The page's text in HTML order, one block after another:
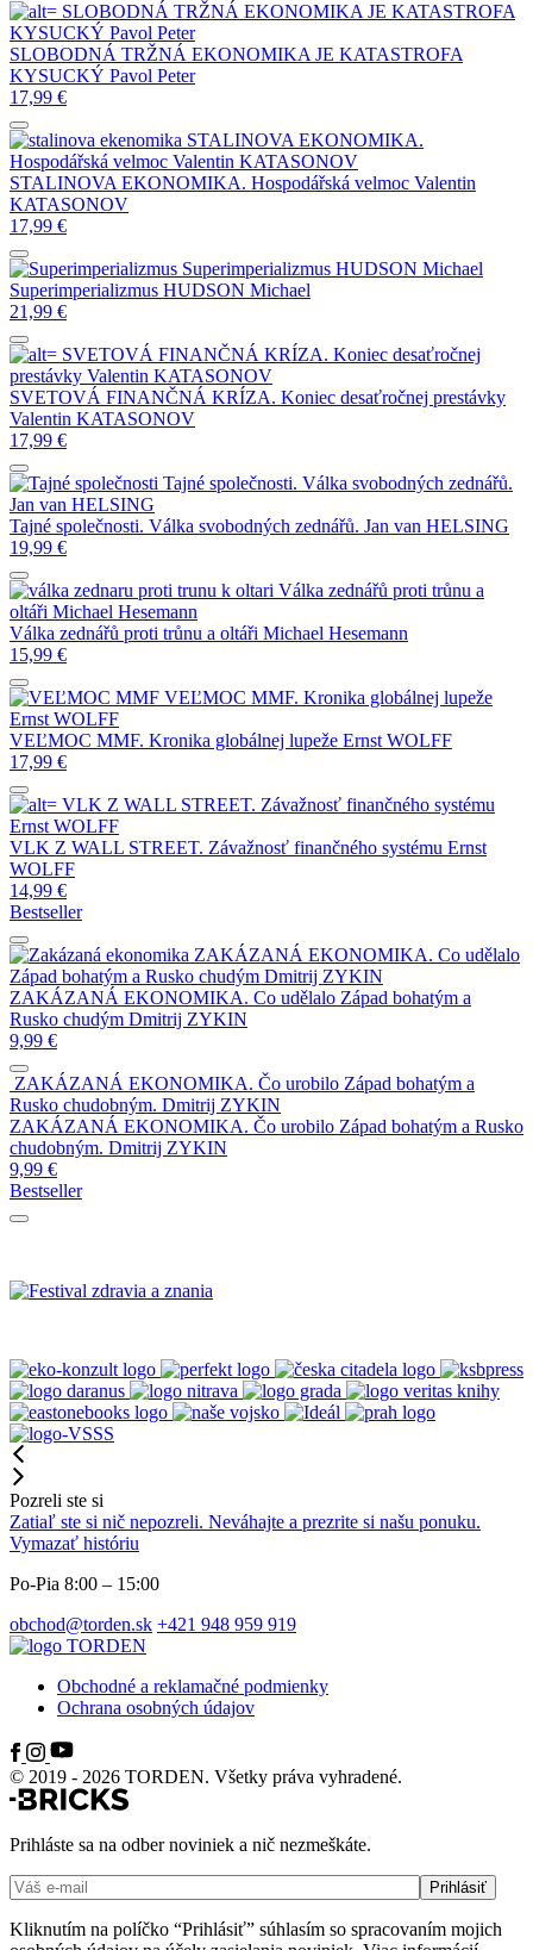
SLOBODNÁ TRŽNÁ EKONOMIKA JE KATASTROFA
KYSUCKÝ Pavol Peter
SLOBODNÁ TRŽNÁ EKONOMIKA JE KATASTROFA
KYSUCKÝ Pavol Peter
17,99 €
STALINOVA EKONOMIKA.
Hospodářská velmoc Valentin KATASONOV
STALINOVA EKONOMIKA. Hospodářská velmoc Valentin
KATASONOV
17,99 €
Superimperializmus HUDSON Michael
Superimperializmus HUDSON Michael
21,99 €
SVETOVÁ FINANČNÁ KRÍZA. Koniec desaťročnej
prestávky Valentin KATASONOV
SVETOVÁ FINANČNÁ KRÍZA. Koniec desaťročnej prestávky
Valentin KATASONOV
17,99 €
Tajné společnosti. Válka svobodných zednářů.
Jan van HELSING
Tajné společnosti. Válka svobodných zednářů. Jan van HELSING
19,99 €
Válka zednářů proti trůnu a
oltáři Michael Hesemann
Válka zednářů proti trůnu a oltáři Michael Hesemann
15,99 €
VEĽMOC MMF. Kronika globálnej lupeže
Ernst WOLFF
VEĽMOC MMF. Kronika globálnej lupeže Ernst WOLFF
17,99 €
VLK Z WALL STREET. Závažnosť finančného systému
Ernst WOLFF
VLK Z WALL STREET. Závažnosť finančného systému Ernst
WOLFF
14,99 €
Bestseller
ZAKÁZANÁ EKONOMIKA. Co udělalo
Západ bohatým a Rusko chudým Dmitrij ZYKIN
ZAKÁZANÁ EKONOMIKA. Co udělalo Západ bohatým a
Rusko chudým Dmitrij ZYKIN
9,99 €
ZAKÁZANÁ EKONOMIKA. Čo urobilo Západ bohatým a
Rusko chudobným. Dmitrij ZYKIN
ZAKÁZANÁ EKONOMIKA. Čo urobilo Západ bohatým a Rusko
chudobným. Dmitrij ZYKIN
9,99 €
Bestseller
Pozreli ste si
Zatiaľ ste si nič nepozreli. Neváhajte a prezrite si našu ponuku.
Vymazať históriu
Po-Pia 8:00 – 15:00
obchod@torden.sk +421 948 959 919
Obchodné a reklamačné podmienky
Ochrana osobných údajov
© 2019 - 2026 TORDEN. Všetky práva vyhradené.
Prihláste sa na odber noviniek a nič nezmeškáte.
Kliknutím na políčko “Prihlásiť” súhlasím so spracovaním mojich